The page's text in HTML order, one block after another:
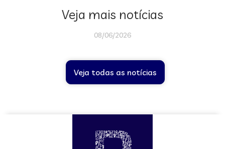
Veja mais notícias
08/06/2026
Veja todas as notícias